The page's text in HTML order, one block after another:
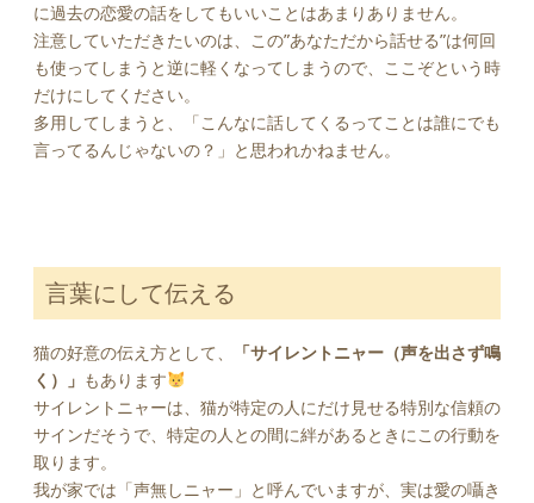
に過去の恋愛の話をしてもいいことはあまりありません。
注意していただきたいのは、この”あなただから話せる”は何回
も使ってしまうと逆に軽くなってしまうので、ここぞという時
だけにしてください。
多用してしまうと、「こんなに話してくるってことは誰にでも
言ってるんじゃないの？」と思われかねません。
言葉にして伝える
猫の好意の伝え方として、
「サイレントニャー（声を出さず鳴
く）」 もあります
サイレントニャーは、猫が特定の人にだけ見せる特別な信頼の
サインだそうで、特定の人との間に絆があるときにこの行動を
取ります。
我が家では「声無しニャー」と呼んでいますが、実は愛の囁き